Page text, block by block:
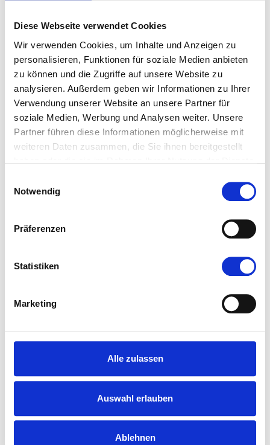
Diese Webseite verwendet Cookies
Wir verwenden Cookies, um Inhalte und Anzeigen zu
personalisieren, Funktionen für soziale Medien anbieten
zu können und die Zugriffe auf unsere Website zu
analysieren. Außerdem geben wir Informationen zu Ihrer
Verwendung unserer Website an unsere Partner für
soziale Medien, Werbung und Analysen weiter. Unsere
Partner führen diese Informationen möglicherweise mit
weiteren Daten zusammen, die Sie ihnen bereitgestellt
Notwendig
Präferenzen
Statistiken
Marketing
Alle zulassen
Auswahl erlauben
Ablehnen
2011 - Der Bundestag beschließt mit einer
parteiübergreifenden Mehrheit von 513 Ja-Stimmen
den endgültigen Ausstieg Deutschlands aus der
Atomenergie bis 2022 – als erste große
Industrienation weltweit. Als Konsequenz aus der
Reaktorkatastrophe von Fukushima werden acht
beschließen Union und SPD im Bundestag die
umfassendste Verfassungsänderung seit Bestehen der
Grundgesetzänderungen regeln die Zuständigkeiten